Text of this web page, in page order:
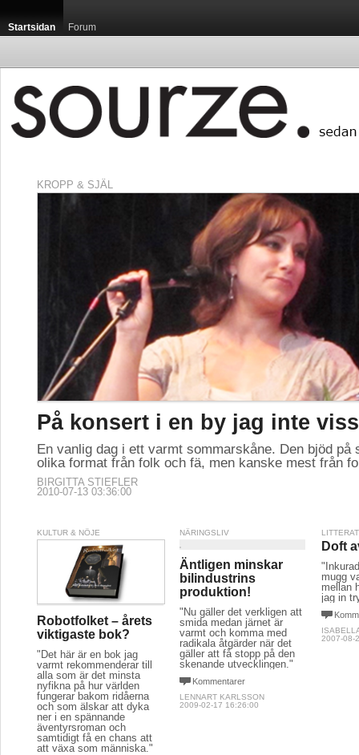
Startsidan Forum
KROPP & SJÄL
På konsert i en by jag inte
En vanlig dag i ett varmt sommarskåne. Den bjöd på
olika format från folk och fä, men kanske mest från
BIRGITTA STIEFLER
2010-07-13 03:36:00
KULTUR & NÖJE
Robotfolket – årets
viktigaste bok?
"Det här är en bok jag
varmt rekommenderar till
alla som är det minsta
nyfikna på hur världen
fungerar bakom ridåerna
och som älskar att dyka
ner i en spännande
äventyrsroman och
samtidigt få en chans att
att växa som människa."
NÄRINGSLIV
Äntligen minskar
bilindustrins
produktion!
"Nu gäller det verkligen att
smida medan järnet är
varmt och komma med
radikala åtgärder när det
gäller att få stopp på den
skenande utvecklingen."
Kommentarer
LENNART KARLSSON
2009-02-17 16:26:00
Doft
mugg
mellan
jag in
2007-08-